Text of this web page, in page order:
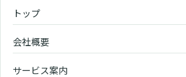
トップ
会社概要
サービス案内